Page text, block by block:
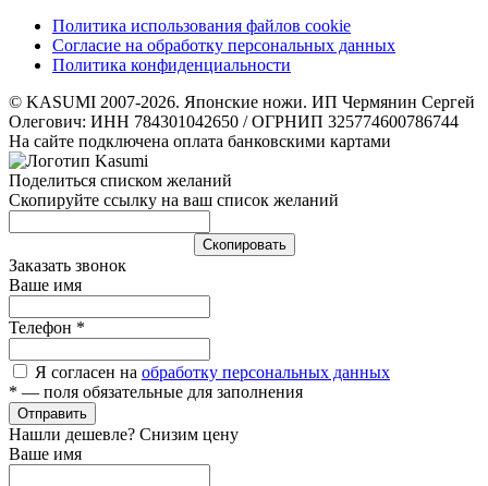
Политика использования файлов cookie
Согласие на обработку персональных данных
Политика конфиденциальности
© KASUMI 2007-2026. Японские ножи. ИП Чермянин Сергей
Олегович: ИНН 784301042650 / ОГРНИП 325774600786744
На сайте подключена оплата банковскими картами
Поделиться списком желаний
Скопируйте ссылку на ваш список желаний
Cкопировать
Заказать звонок
Ваше имя
Телефон *
Я согласен на обработку персональных данных
* — поля обязательные для заполнения
Отправить
Нашли дешевле? Снизим цену
Ваше имя